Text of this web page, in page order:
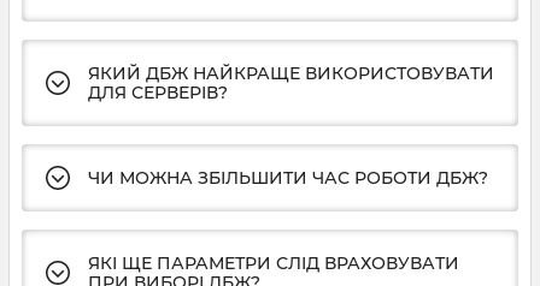
ЯКИЙ ДБЖ НАЙКРАЩЕ ВИКОРИСТОВУВАТИ
ДЛЯ СЕРВЕРІВ?
ЧИ МОЖНА ЗБІЛЬШИТИ ЧАС РОБОТИ ДБЖ?
ЯКІ ЩЕ ПАРАМЕТРИ СЛІД ВРАХОВУВАТИ